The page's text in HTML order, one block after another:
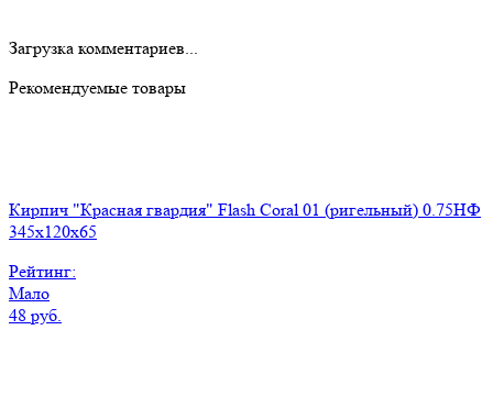
Загрузка комментариев...
Рекомендуемые товары
Кирпич "Красная гвардия" Flash Coral 01 (ригельный) 0.75НФ
345x120x65
Рейтинг:
Мало
48 руб.